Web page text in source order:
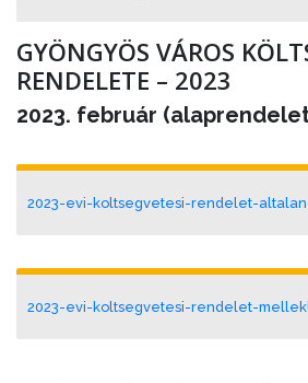
GYÖNGYÖS VÁROS
RENDELETE – 2023
2023. február
2023-evi-koltsegvetesi-rendelet-
2023-evi-koltsegvetesi-rendelet-